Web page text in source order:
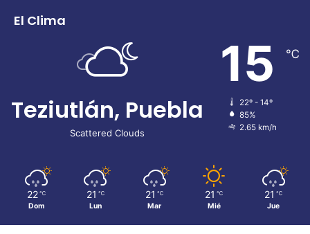
El Clima
Teziutlán, Puebla
Scattered Clouds
15 ℃
22º - 14º
85%
2.65 km/h
22 ℃
Dom
21 ℃
Lun
21 ℃
Mar
21 ℃
Mié
21 ℃
Jue